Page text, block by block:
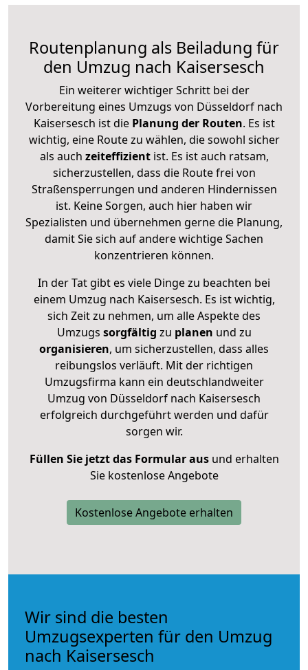
Routenplanung als Beiladung für
den Umzug nach Kaisersesch
Ein weiterer wichtiger Schritt bei der
Vorbereitung eines Umzugs von Düsseldorf nach
Kaisersesch ist diePlanung der Routen. Es ist
wichtig, eine Route zu wählen, die sowohl sicher
als auch zeiteffizientist. Es ist auch ratsam,
sicherzustellen, dass die Route frei von
Straßensperrungen und anderen Hindernissen
ist. Keine Sorgen, auch hier haben wir
Spezialisten und übernehmen gerne die Planung,
damit Sie sich auf andere wichtige Sachen
konzentrieren können.
In der Tat gibt es viele Dinge zu beachten bei
einem Umzug nach Kaisersesch. Es ist wichtig,
sich Zeit zu nehmen, um alle Aspekte des
Umzugs sorgfältig zu planen und zu
organisieren, um sicherzustellen, dass alles
reibungslos verläuft. Mit der richtigen
Umzugsfirma kann ein deutschlandweiter
Umzug von Düsseldorf nach Kaisersesch
erfolgreich durchgeführt werden und dafür
sorgen wir.
Füllen Sie jetzt das Formular ausund erhalten
Sie kostenlose Angebote
Kostenlose Angebote erhalten
Wir sind die besten
Umzugsexperten für den Umzug
nach Kaisersesch